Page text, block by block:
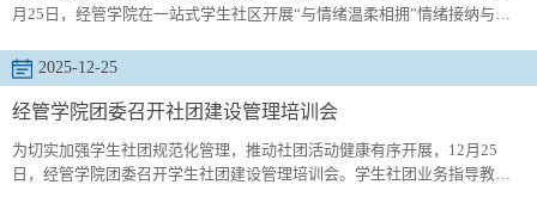
月25日，经管学院在一站式学生社区开展“与情绪温柔相拥”情绪接纳与表
绪、觉察情绪、与情绪对话、表达情绪等内容展开，心理健康中心张岍老
师，辅导员吕欣哲及25级学生代表参与。活动伊始，李昆从大学生的烦恼
直接切题，分析情绪反应，深入解析情绪的本质。她指出，情绪是一种内
2025-12-25
经管学院团委召开社团建设管理培训会
为切实加强学生社团规范化管理，推动社团活动健康有序开展，12月25
日，经管学院团委召开学生社团建设管理培训会。学生社团业务指导教